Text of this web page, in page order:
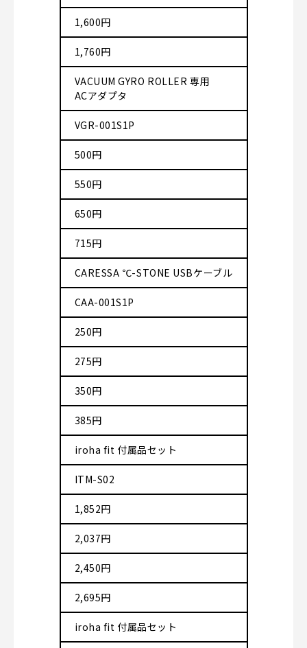
1,600円
1,760円
VACUUM GYRO ROLLER 専用
ACアダプタ
VGR-001S1P
500円
550円
650円
715円
CARESSA ℃-STONE USBケーブル
CAA-001S1P
250円
275円
350円
385円
iroha fit 付属品セット
ITM-S02
1,852円
2,037円
2,450円
2,695円
iroha fit 付属品セット